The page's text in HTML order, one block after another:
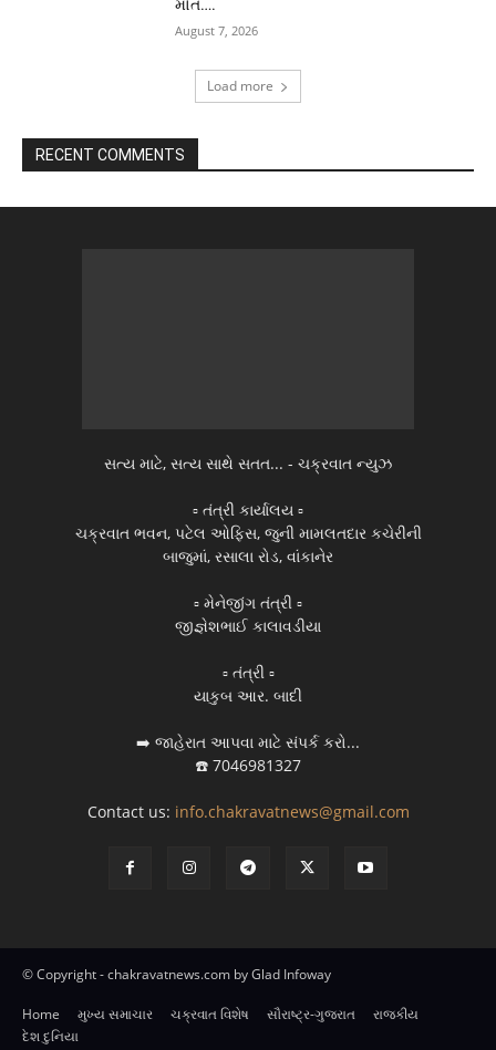
મોત….
August 7, 2026
Load more
RECENT COMMENTS
સત્ય માટે, સત્ય સાથે સતત... - ચક્રવાત ન્યુઝ
▫️ તંત્રી કાર્યાલય ▫️
ચક્રવાત ભવન, પટેલ ઓફિસ, જુની મામલતદાર કચેરીની
બાજુમાં, રસાલા રોડ, વાંકાનેર
▫️ મેનેજીંગ તંત્રી ▫️
જીજ્ઞેશભાઈ કાલાવડીયા
▫️ તંત્રી ▫️
યાકુબ આર. બાદી
➡️ જાહેરાત આપવા માટે સંપર્ક કરો...
☎️ 7046981327
Contact us: info.chakravatnews@gmail.com
© Copyright - chakravatnews.com by Glad Infoway
Home મુખ્ય સમાચાર ચક્રવાત વિશેષ સૌરાષ્ટ્ર-ગુજરાત
રાજકીય
દેશ દુનિયા